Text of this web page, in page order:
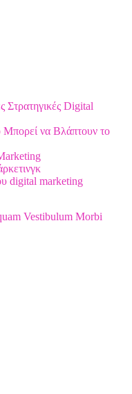
Στρατηγικές Digital
να Βλάπτουν το
digital marketing
Vestibulum Morbi